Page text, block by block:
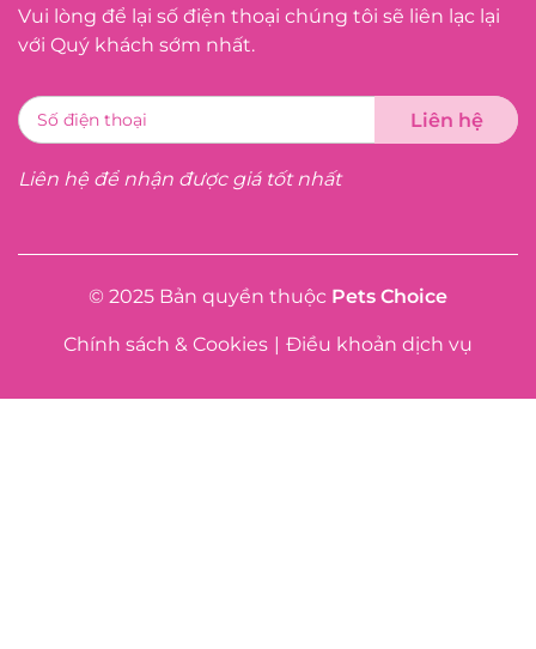
Vui lòng để lại số điện thoại chúng tôi sẽ liên lạc lại
với Quý khách sớm nhất.
Liên hệ để nhận được giá tốt nhất
© 2025 Bản quyền thuộc Pets Choice
Chính sách & Cookies | Điều khoản dịch vụ